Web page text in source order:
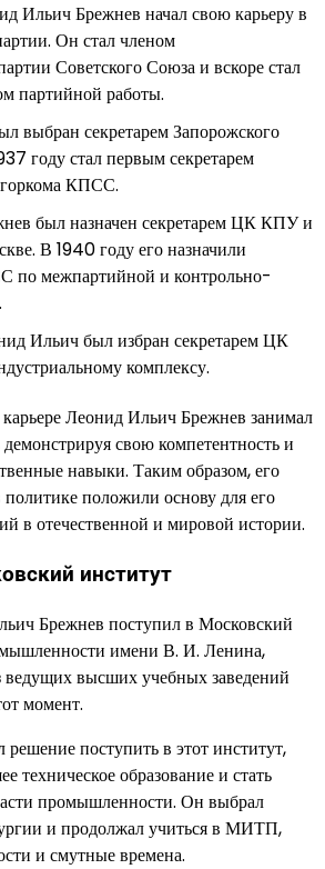
Ильич Брежнев начал свою карьеру в
Он стал членом
Советского Союза и вскоре стал
партийной работы.
выбран секретарем Запорожского
году стал первым секретарем
КПСС.
был назначен секретарем ЦК КПУ и
В 1940 году его назначили
по межпартийной и контрольно-
Ильич был избран секретарем ЦК
комплексу.
Леонид Ильич Брежнев занимал
свою компетентность и
навыки. Таким образом, его
положили основу для его
в отечественной и мировой истории.
институт
Брежнев поступил в Московский
имени В. И. Ленина,
высших учебных заведений
момент.
поступить в этот институт,
техническое образование и стать
промышленности. Он выбрал
и продолжал учиться в МИТП,
и смутные времена.